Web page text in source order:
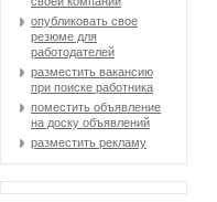
опубликовать свое
резюме для
работодателей
разместить вакансию
при поиске работника
поместить объявление
на доску объявлений
разместить рекламу